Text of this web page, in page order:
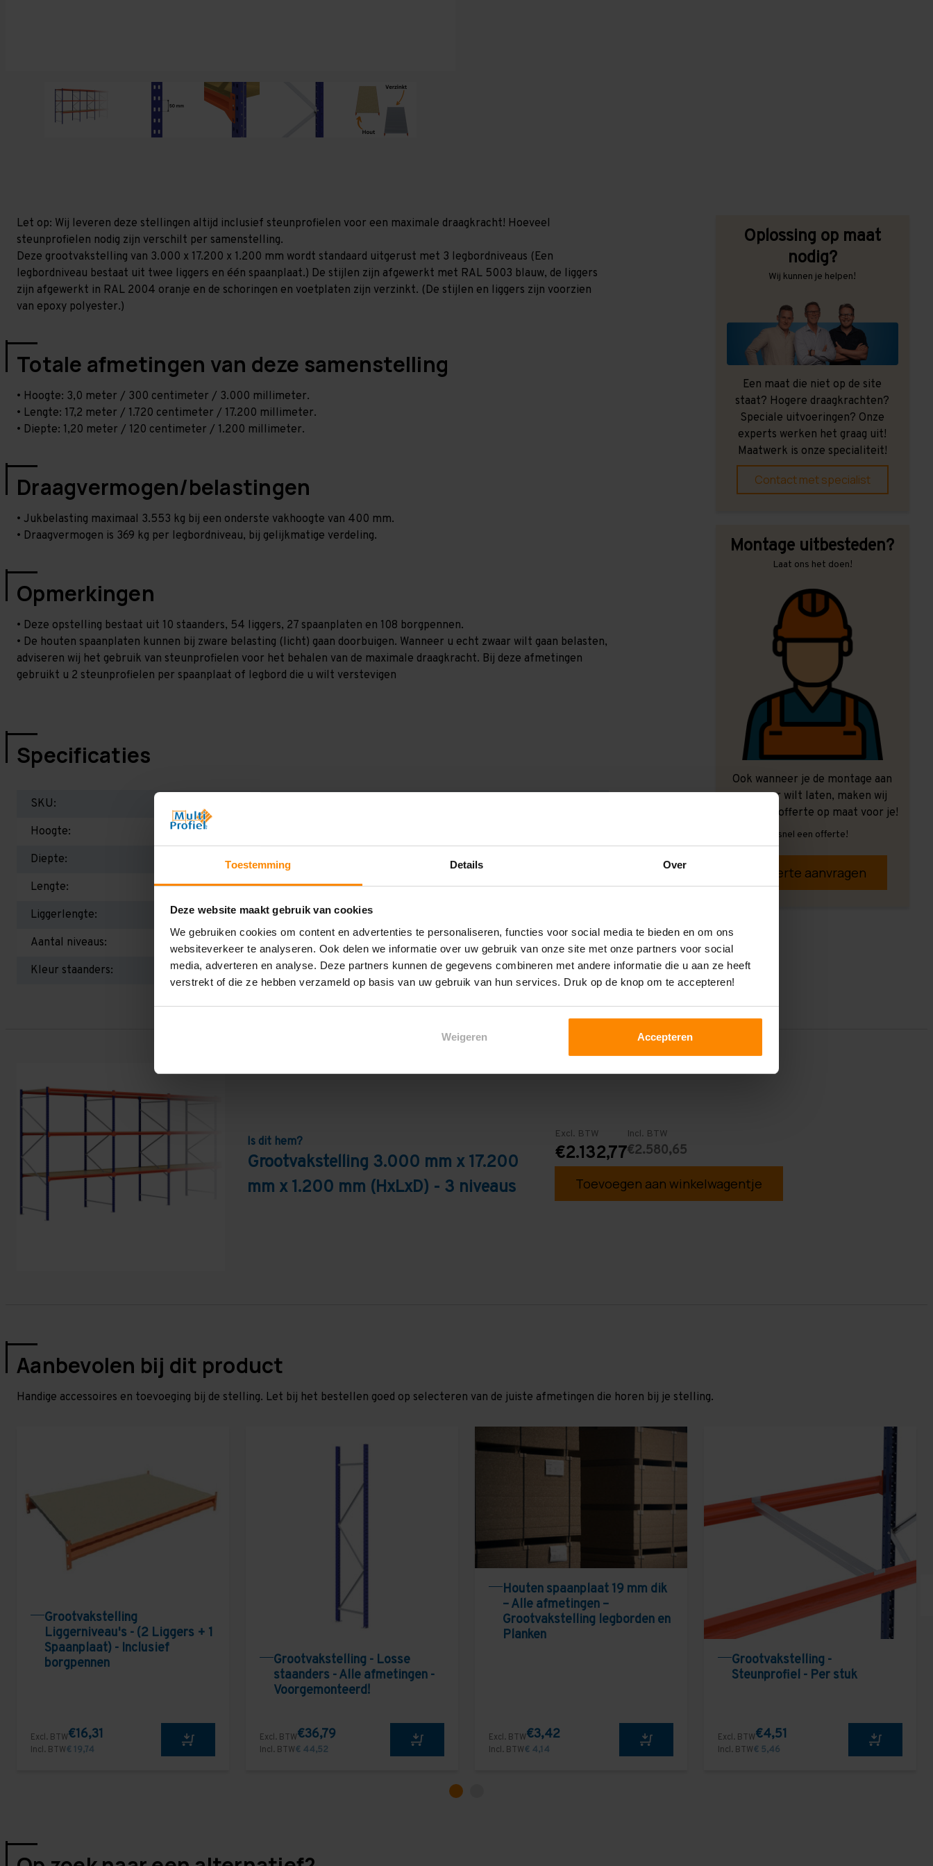
Toestemming Details Over
Deze website maakt gebruik van cookies
We gebruiken cookies om content en advertenties te personaliseren, functies voor social media te bieden en om ons
websiteverkeer te analyseren. Ook delen we informatie over uw gebruik van onze site met onze partners voor social
media, adverteren en analyse. Deze partners kunnen de gegevens combineren met andere informatie die u aan ze heeft
verstrekt of die ze hebben verzameld op basis van uw gebruik van hun services. Druk op de knop om te accepteren!
Weigeren Accepteren
Let op: Wij leveren deze stellingen altijd inclusief steunprofielen voor een maximale draagkracht! Hoeveel
steunprofielen nodig zijn verschilt per samenstelling.
Deze grootvakstelling van 3.000 x 17.200 x 1.200 mm wordt standaard uitgerust met 3 legbordniveaus (Een
legbordniveau bestaat uit twee liggers en één spaanplaat.) De stijlen zijn afgewerkt met RAL 5003 blauw, de liggers
zijn afgewerkt in RAL 2004 oranje en de schoringen en voetplaten zijn verzinkt. (De stijlen en liggers zijn voorzien
van epoxy polyester.)
Totale afmetingen van deze samenstelling
• Hoogte: 3,0 meter / 300 centimeter / 3.000 millimeter.
• Lengte: 17,2 meter / 1.720 centimeter / 17.200 millimeter.
• Diepte: 1,20 meter / 120 centimeter / 1.200 millimeter.
Draagvermogen/belastingen
• Jukbelasting maximaal 3.553 kg bij een onderste vakhoogte van 400 mm.
• Draagvermogen is 369 kg per legbordniveau, bij gelijkmatige verdeling.
Opmerkingen
• Deze opstelling bestaat uit 10 staanders, 54 liggers, 27 spaanplaten en 108 borgpennen.
• De houten spaanplaten kunnen bij zware belasting (licht) gaan doorbuigen. Wanneer u echt zwaar wilt gaan belasten,
adviseren wij het gebruik van steunprofielen voor het behalen van de maximale draagkracht. Bij deze afmetingen
gebruikt u 2 steunprofielen per spaanplaat of legbord die u wilt verstevigen
Specificaties
SKU:
Hoogte:
Diepte:
Lengte:
17.200 mm
Liggerlengte:
1.850 mm
Aantal niveaus:
3
Kleur staanders:
Blauw
Oplossing op maat
nodig?
Wij kunnen je helpen!
Een maat die niet op de site
staat? Hogere draagkrachten?
Speciale uitvoeringen? Onze
experts werken het graag uit!
Maatwerk is onze specialiteit!
Contact met specialist
Montage uitbesteden?
Laat ons het doen!
Ook wanneer je de montage aan
ons over wilt laten, maken wij
graag een offerte op maat voor je!
Vrijblijvend, snel een offerte!
Offerte aanvragen
Is dit hem?
Grootvakstelling 3.000 mm x 17.200
mm x 1.200 mm (HxLxD) - 3 niveaus
Excl. BTW
€2.132,77
Incl. BTW
€2.580,65
Toevoegen aan winkelwagentje
Aanbevolen bij dit product
Handige accessoires en toevoeging bij de stelling. Let bij het bestellen goed op selecteren van de juiste afmetingen die horen bij je stelling.
Grootvakstelling
Liggerniveau's - (2 Liggers + 1
Spaanplaat) - Inclusief
borgpennen
Excl. BTW€16,31
Incl. BTW€ 19,74
Grootvakstelling - Losse
staanders - Alle afmetingen -
Voorgemonteerd!
Excl. BTW€36,79
Incl. BTW€ 44,52
Houten spaanplaat 19 mm dik
– Alle afmetingen –
Grootvakstelling legborden en
Planken
Excl. BTW€3,42
Incl. BTW€ 4,14
Grootvakstelling -
Steunprofiel - Per stuk
Excl. BTW€4,51
Incl. BTW€ 5,46